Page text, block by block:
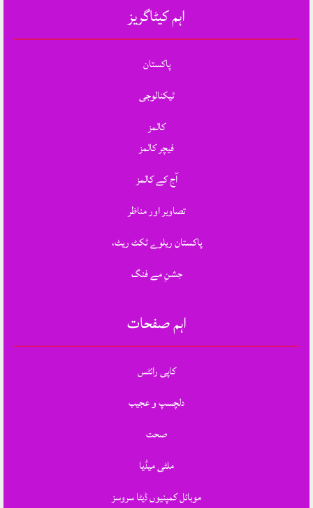
اہم کیٹاگریز
پاکستان
ٹیکنالوجی
کالمز
فیچر کالمز
آج کے کالمز
تصاویر اور مناظر
پاکستان ریلوے ٹکٹ ریٹ،
جشنِ مے فنگ
اہم صفحات
کاپی رائٹس
دلچسپ و عجیب
صحت
ملٹی میڈیا
موبائل کمپنیوں ڈیٹا سروسز